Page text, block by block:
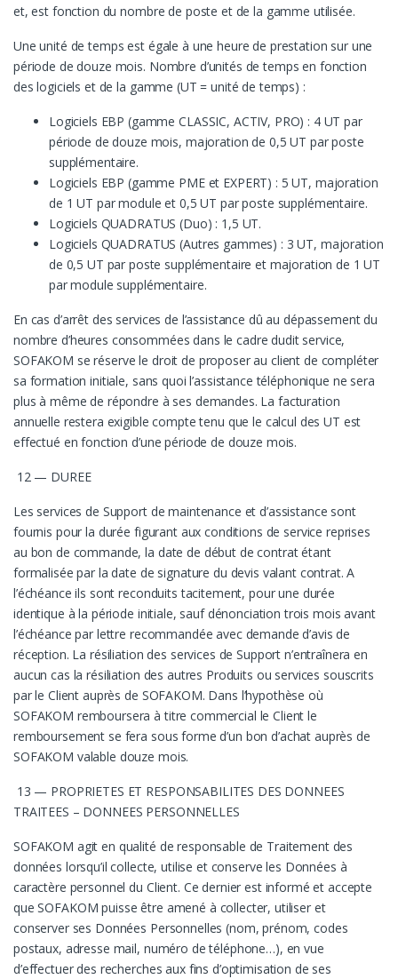
et, est fonction du nombre de poste et de la gamme utilisée.
Une unité de temps est égale à une heure de prestation sur une
période de douze mois. Nombre d’unités de temps en fonction
des logiciels et de la gamme (UT = unité de temps) :
Logiciels EBP (gamme CLASSIC, ACTIV, PRO) : 4 UT par
période de douze mois, majoration de 0,5 UT par poste
supplémentaire.
Logiciels EBP (gamme PME et EXPERT) : 5 UT, majoration
de 1 UT par module et 0,5 UT par poste supplémentaire.
Logiciels QUADRATUS (Duo) : 1,5 UT.
Logiciels QUADRATUS (Autres gammes) : 3 UT, majoration
de 0,5 UT par poste supplémentaire et majoration de 1 UT
par module supplémentaire.
En cas d’arrêt des services de l’assistance dû au dépassement du
nombre d’heures consommées dans le cadre dudit service,
SOFAKOM se réserve le droit de proposer au client de compléter
sa formation initiale, sans quoi l’assistance téléphonique ne sera
plus à même de répondre à ses demandes. La facturation
annuelle restera exigible compte tenu que le calcul des UT est
effectué en fonction d’une période de douze mois.
12 — DUREE
Les services de Support de maintenance et d’assistance sont
fournis pour la durée figurant aux conditions de service reprises
au bon de commande, la date de début de contrat étant
formalisée par la date de signature du devis valant contrat. A
l’échéance ils sont reconduits tacitement, pour une durée
identique à la période initiale, sauf dénonciation trois mois avant
l’échéance par lettre recommandée avec demande d’avis de
réception. La résiliation des services de Support n’entraînera en
aucun cas la résiliation des autres Produits ou services souscrits
par le Client auprès de SOFAKOM. Dans l’hypothèse où
SOFAKOM remboursera à titre commercial le Client le
remboursement se fera sous forme d’un bon d’achat auprès de
SOFAKOM valable douze mois.
13 — PROPRIETES ET RESPONSABILITES DES DONNEES
TRAITEES – DONNEES PERSONNELLES
SOFAKOM agit en qualité de responsable de Traitement des
données lorsqu’il collecte, utilise et conserve les Données à
caractère personnel du Client. Ce dernier est informé et accepte
que SOFAKOM puisse être amené à collecter, utiliser et
conserver ses Données Personnelles (nom, prénom, codes
postaux, adresse mail, numéro de téléphone…), en vue
d’effectuer des recherches aux fins d’optimisation de ses